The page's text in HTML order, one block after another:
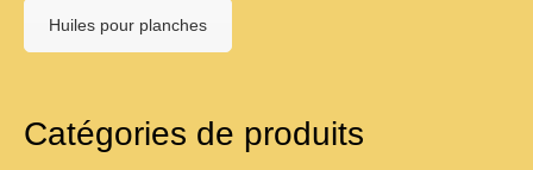
Huiles pour planches
Catégories de produits